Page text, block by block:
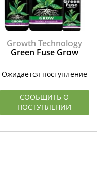
Growth Technology
Green Fuse Grow
Ожидается поступление
СООБЩИТЬ О
ПОСТУПЛЕНИИ